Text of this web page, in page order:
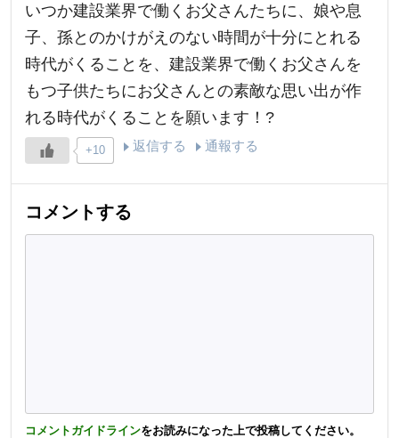
いつか建設業界で働くお父さんたちに、娘や息
子、孫とのかけがえのない時間が十分にとれる
時代がくることを、建設業界で働くお父さんを
もつ子供たちにお父さんとの素敵な思い出が作
れる時代がくることを願います！?
+10 返信する 通報する
コメントする
コメントガイドラインをお読みになった上で投稿してください。